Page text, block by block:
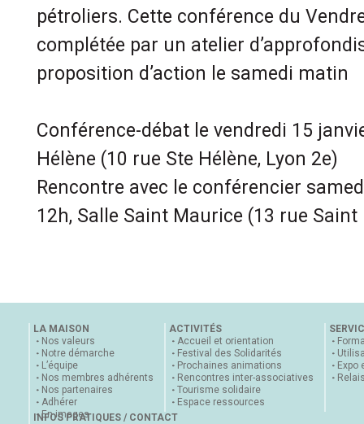
pétroliers. Cette conférence du
complétée par un atelier
proposition d’action le samedi matin
Conférence-débat le vendredi 15
Hélène (10 rue Ste Hélène, Lyon 2e)
Rencontre avec le conférencier
12h, Salle Saint Maurice (13 rue Saint
LA MAISON
Nos valeurs
Notre démarche
L’équipe
Nos membres adhérents
Nos partenaires
Adhérer
En images
ACTIVITÉS
Accueil et orientation
Festival des Solidarités
Prochaines animations
Rencontres inter-associatives
Tourisme solidaire
Espace ressources
Expo
INFOS PRATIQUES / CONTACT